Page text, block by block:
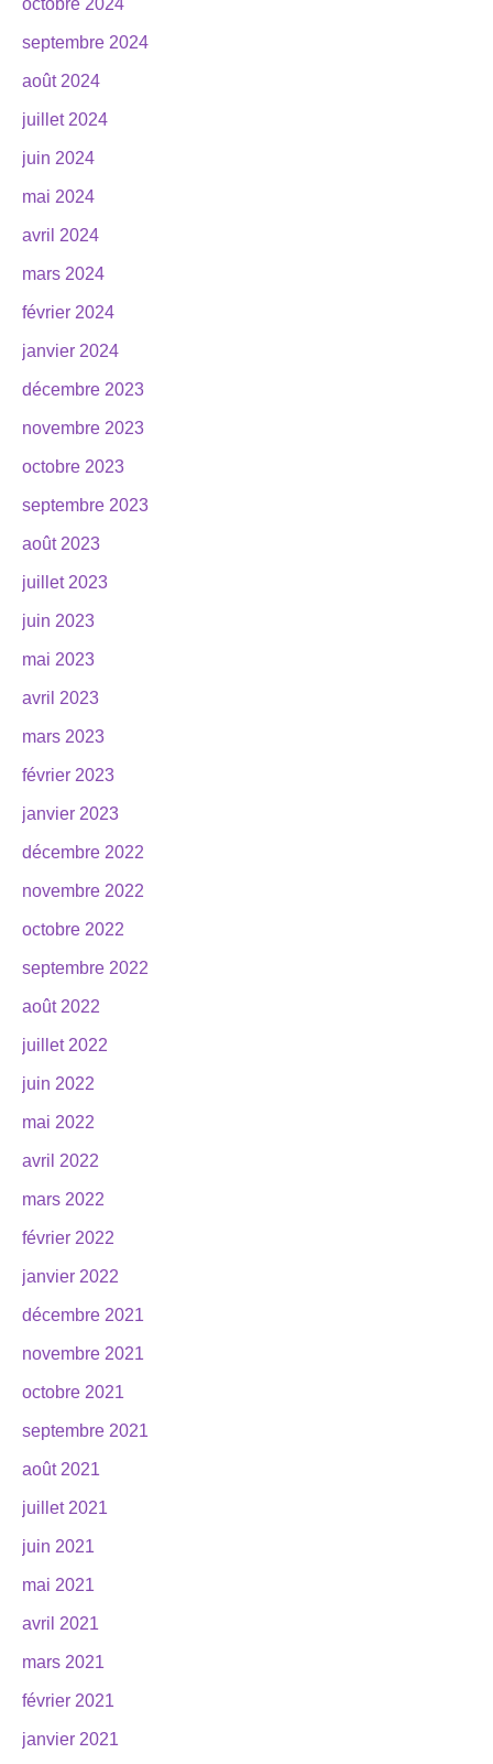
octobre 2024
septembre 2024
août 2024
juillet 2024
juin 2024
mai 2024
avril 2024
mars 2024
février 2024
janvier 2024
décembre 2023
novembre 2023
octobre 2023
septembre 2023
août 2023
juillet 2023
juin 2023
mai 2023
avril 2023
mars 2023
février 2023
janvier 2023
décembre 2022
novembre 2022
octobre 2022
septembre 2022
août 2022
juillet 2022
juin 2022
mai 2022
avril 2022
mars 2022
février 2022
janvier 2022
décembre 2021
novembre 2021
octobre 2021
septembre 2021
août 2021
juillet 2021
juin 2021
mai 2021
avril 2021
mars 2021
février 2021
janvier 2021